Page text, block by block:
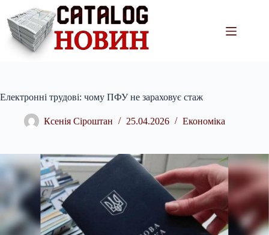
вмісту
Електронні трудові: чому ПФУ не зараховує стаж
Ксенія Сіроштан 25.04.2026 Економіка